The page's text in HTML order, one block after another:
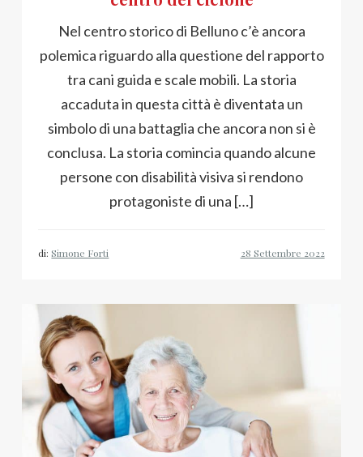
Nel centro storico di Belluno c’è ancora
polemica riguardo alla questione del rapporto
tra cani guida e scale mobili. La storia
accaduta in questa città è diventata un
simbolo di una battaglia che ancora non si è
conclusa. La storia comincia quando alcune
persone con disabilità visiva si rendono
protagoniste di una […]
di:Simone Forti